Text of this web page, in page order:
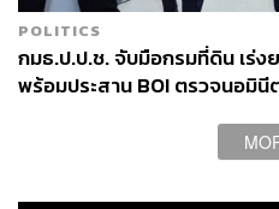
THE
สำนักข่าว
ทีมข่าว
POLITICS
กมธ.ป.ป.ช. จับมือกรมที่ดิน เร่
พร้อมประสาน BOI ตรวจนอมิ